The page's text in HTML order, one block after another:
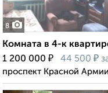
8
Комната в 4-к
1 200 000 ₽ 44 500 ₽
проспект Красной